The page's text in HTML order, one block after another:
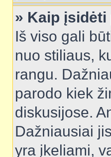
» Kaip
Iš viso gali
nuo stiliaus,
rangu.
parodo kiek
diskusijose.
Dažniausiai
yra įkeliami,